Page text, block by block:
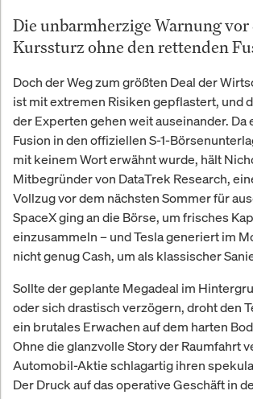
Die unbarmherzige Warnung
Kurssturz ohne den rettenden
Doch der Weg zum größten Deal der
ist mit extremen Risiken gepflastert, und
der Experten gehen weit auseinander.
Fusion in den offiziellen S-1-
mit keinem Wort erwähnt wurde, hält
Mitbegründer von DataTrek Research,
Vollzug vor dem nächsten Sommer für
SpaceX ging an die Börse, um frisches
einzusammeln – und Tesla generiert im
nicht genug Cash, um als klassischer
Sollte der geplante Megadeal im
oder sich drastisch verzögern, droht den
ein brutales Erwachen auf dem harten
Ohne die glanzvolle Story der Raumfahrt
Automobil-Aktie schlagartig ihren
Der Druck auf das operative Geschäft in